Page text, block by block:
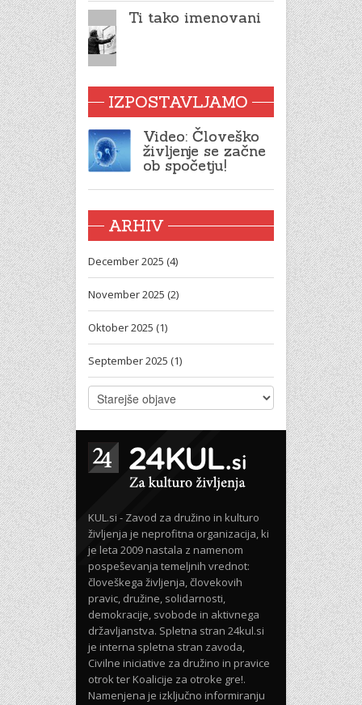
Ti tako imenovani
IZPOSTAVLJAMO
Video: Človeško
življenje se začne
ob spočetju!
ARHIV
December 2025 (4)
November 2025 (2)
Oktober 2025 (1)
September 2025 (1)
KUL.si - Zavod za družino in kulturo
življenja je neprofitna organizacija, ki
je leta 2009 nastala z namenom
pospeševanja temeljnih vrednot:
človeškega življenja, človekovih
pravic, družine, solidarnosti,
demokracije, svobode in aktivnega
državljanstva. Spletna stran 24kul.si
je interna spletna stran zavoda,
Civilne iniciative za družino in pravice
otrok ter Koalicije za otroke gre!.
Namenjena je izključno informiranju